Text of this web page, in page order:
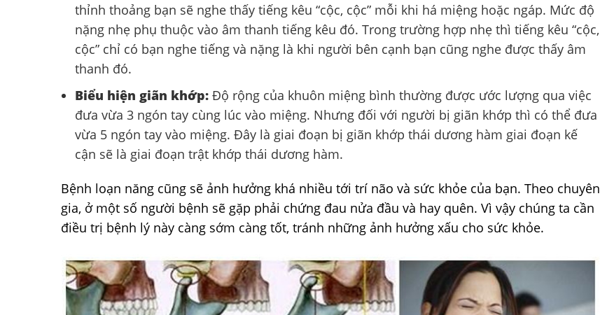
thỉnh thoảng bạn sẽ nghe thấy tiếng kêu “cộc, cộc” mỗi khi há miệng hoặc ngáp. Mức độ
nặng nhẹ phụ thuộc vào âm thanh tiếng kêu đó. Trong trường hợp nhẹ thì tiếng kêu “cộc,
cộc” chỉ có bạn nghe tiếng và nặng là khi người bên cạnh bạn cũng nghe được thấy âm
thanh đó.
Biểu hiện giãn khớp: Độ rộng của khuôn miệng bình thường được ước lượng qua việc
đưa vừa 3 ngón tay cùng lúc vào miệng. Nhưng đối với người bị giãn khớp thì có thể đưa
vừa 5 ngón tay vào miệng. Đây là giai đoạn bị giãn khớp thái dương hàm giai đoạn kế
cận sẽ là giai đoạn trật khớp thái dương hàm.
Bệnh loạn năng cũng sẽ ảnh hưởng khá nhiều tới trí não và sức khỏe của bạn. Theo chuyên
gia, ở một số người bệnh sẽ gặp phải chứng đau nửa đầu và hay quên. Vì vậy chúng ta cần
điều trị bệnh lý này càng sớm càng tốt, tránh những ảnh hưởng xấu cho sức khỏe.